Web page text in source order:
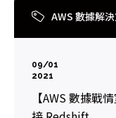
AWS 數據解
09/01
2021
【AWS 數據戰